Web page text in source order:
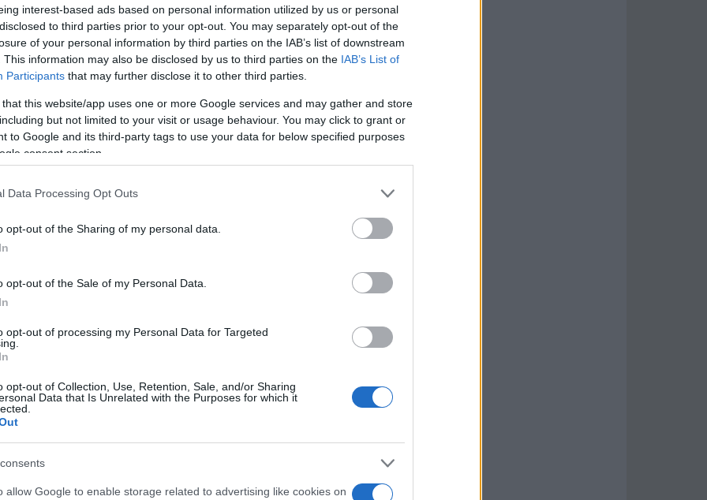
interest-based ads based on personal information utilized by us or personal
to third parties prior to your opt-out. You may separately opt-out of the
of your personal information by third parties on the IAB’s list of downstream
This information may also be disclosed by us to third parties on the IAB’s List of
Participants that may further disclose it to other third parties.
that this website/app uses one or more Google services and may gather and store
but not limited to your visit or usage behaviour. You may click to grant or
to Google and its third-party tags to use your data for below specified purposes
consent section.
Data Processing Opt Outs
opt-out of the Sharing of my personal data.
opt-out of the Sale of my Personal Data.
opt-out of processing my Personal Data for Targeted
opt-out of Collection, Use, Retention, Sale, and/or Sharing
Data that Is Unrelated with the Purposes for which it
allow Google to enable storage related to advertising like cookies on
classifica, alle spalle dell’Inter: “Conte è
dei nerazzurri sono micidiali. Non è
difensiva come nella fase offensiva tutti
diventerà dura per tutti. Conte dà la vita
“Un giocatore da solo non fa mai
di collettivo, non bisogna trasformarlo in
su un solo giocatore. Per dire: